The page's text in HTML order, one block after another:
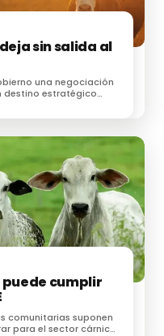
a partir de la
entre la UE y
sin salida al
una negociación
destino estratégico
puede cumplir
comunitarias suponen
para el sector cárnico